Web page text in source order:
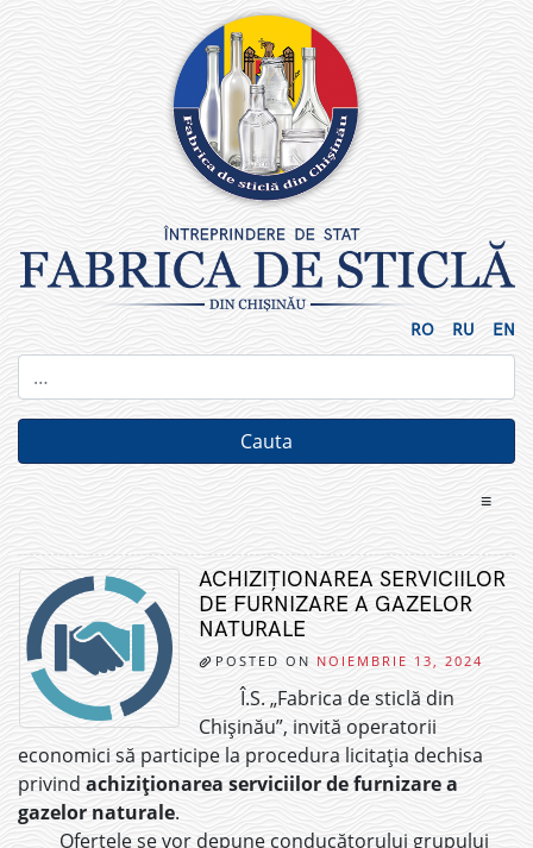
RO RU EN
≡
ACHIZIȚIONAREA SERVICIILOR
DE FURNIZARE A GAZELOR
NATURALE
POSTED ON NOIEMBRIE 13, 2024
Î.S. „Fabrica de sticlă din
Chișinău”, invită operatorii
economici să participe la procedura licitația dechisa
privind achiziționarea serviciilor de furnizare a
gazelor naturale.
Ofertele se vor depune conducătorului grupului